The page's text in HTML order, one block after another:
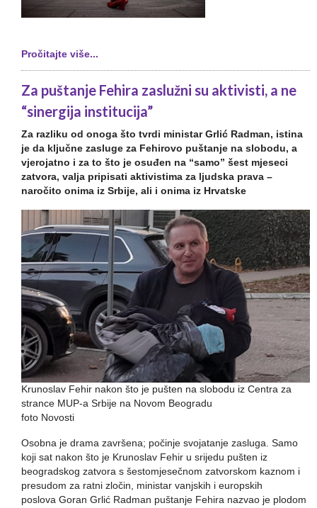
Pročitajte više...
Za puštanje Fehira zaslužni su aktivisti, a ne
“sinergija institucija”
Za razliku od onoga što tvrdi ministar Grlić Radman, istina
je da ključne zasluge za Fehirovo puštanje na slobodu, a
vjerojatno i za to što je osuđen na “samo” šest mjeseci
zatvora, valja pripisati aktivistima za ljudska prava –
naročito onima iz Srbije, ali i onima iz Hrvatske
Krunoslav Fehir nakon što je pušten na slobodu iz Centra za
strance MUP-a Srbije na Novom Beogradu
foto Novosti
Osobna je drama završena; počinje svojatanje zasluga. Samo
koji sat nakon što je Krunoslav Fehir u srijedu pušten iz
beogradskog zatvora s šestomjesečnom zatvorskom kaznom i
presudom za ratni zločin, ministar vanjskih i europskih
poslova Goran Grlić Radman puštanje Fehira nazvao je plodom